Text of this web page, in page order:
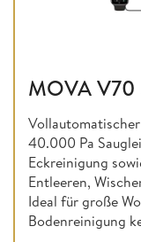
MOVA
40.000 Pa
Eckreinigung
Entleeren,
Ideal für große
Bodenreinigung